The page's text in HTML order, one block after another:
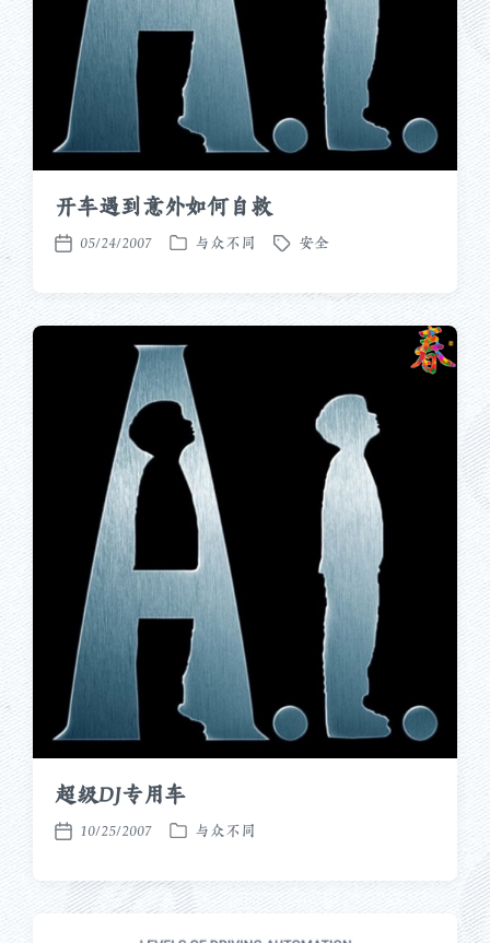
开车遇到意外如何自救
发
期
05/24/2007
发
于
与众不同
标
安全
超级DJ专用车
发
日
期
10/25/2007
发
于
与众不同